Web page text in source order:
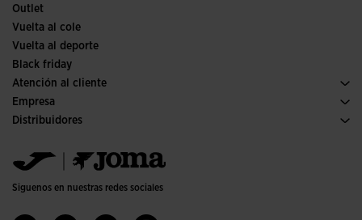
Outlet
Vuelta al cole
Vuelta al deporte
Black friday
Atención al cliente
Condiciones de compra
Transporte y entrega
Preguntas frecuentes
Empresa
Historia
Política de calidad y medio ambiente
Trabaja con nosotros
Proyectos subvencionados
Canal ético
Distribuidores
Jomanet
Área marketing
Contacto
Siguenos en nuestras redes sociales